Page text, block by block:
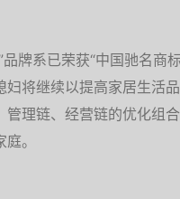
牌系已荣获“中国驰名商
妇将继续以提高家居生活
管理链、经营链的优化组
。